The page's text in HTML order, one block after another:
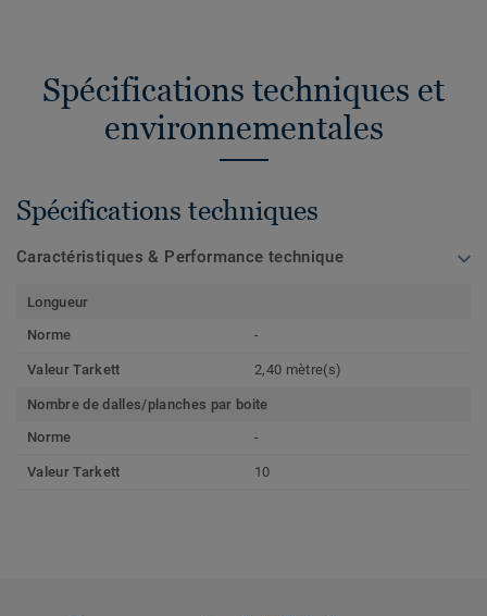
Spécifications techniques et
environnementales
Spécifications techniques
Caractéristiques & Performance technique
Longueur
Norme
-
Valeur Tarkett 2,40 mètre(s)
Nombre de dalles/planches par boite
Norme
-
Valeur Tarkett 10